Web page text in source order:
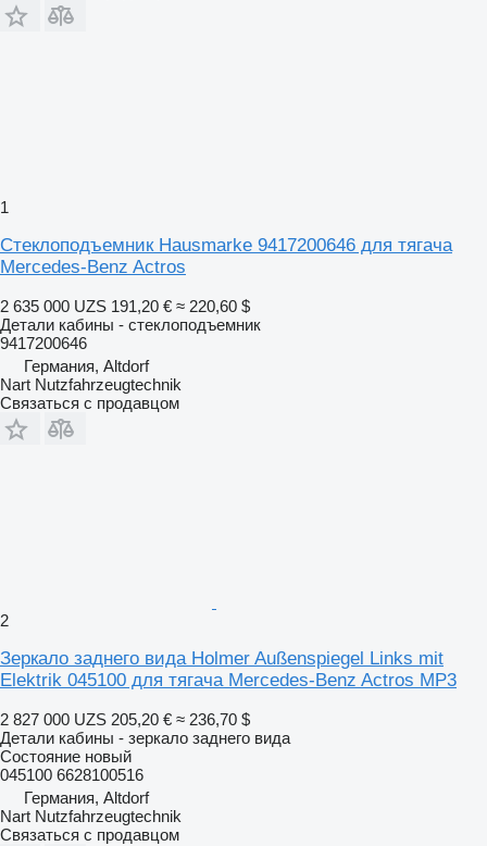
1
Стеклоподъемник Hausmarke 9417200646 для тягача
Mercedes-Benz Actros
2 635 000 UZS 191,20 € ≈ 220,60 $
Детали кабины - стеклоподъемник
9417200646
Германия, Altdorf
Nart Nutzfahrzeugtechnik
Связаться с продавцом
2
Зеркало заднего вида Holmer Außenspiegel Links mit
Elektrik 045100 для тягача Mercedes-Benz Actros MP3
2 827 000 UZS 205,20 € ≈ 236,70 $
Детали кабины - зеркало заднего вида
Состояние новый
045100 6628100516
Германия, Altdorf
Nart Nutzfahrzeugtechnik
Связаться с продавцом